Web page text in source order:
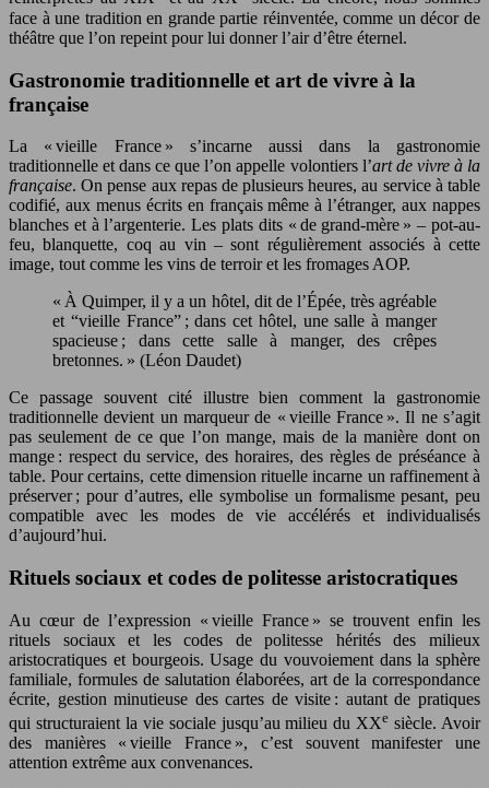
face à une tradition en grande partie réinventée, comme un décor de
théâtre que l’on repeint pour lui donner l’air d’être éternel.
Gastronomie traditionnelle et art de vivre à la
française
La « vieille France » s’incarne aussi dans la gastronomie
traditionnelle et dans ce que l’on appelle volontiers l’art de vivre à la
française. On pense aux repas de plusieurs heures, au service à table
codifié, aux menus écrits en français même à l’étranger, aux nappes
blanches et à l’argenterie. Les plats dits « de grand-mère » – pot-au-
feu, blanquette, coq au vin – sont régulièrement associés à cette
image, tout comme les vins de terroir et les fromages AOP.
« À Quimper, il y a un hôtel, dit de l’Épée, très agréable
et “vieille France” ; dans cet hôtel, une salle à manger
spacieuse ; dans cette salle à manger, des crêpes
bretonnes. » (Léon Daudet)
Ce passage souvent cité illustre bien comment la gastronomie
traditionnelle devient un marqueur de « vieille France ». Il ne s’agit
pas seulement de ce que l’on mange, mais de la manière dont on
mange : respect du service, des horaires, des règles de préséance à
table. Pour certains, cette dimension rituelle incarne un raffinement à
préserver ; pour d’autres, elle symbolise un formalisme pesant, peu
compatible avec les modes de vie accélérés et individualisés
d’aujourd’hui.
Rituels sociaux et codes de politesse aristocratiques
Au cœur de l’expression « vieille France » se trouvent enfin les
rituels sociaux et les codes de politesse hérités des milieux
aristocratiques et bourgeois. Usage du vouvoiement dans la sphère
familiale, formules de salutation élaborées, art de la correspondance
écrite, gestion minutieuse des cartes de visite : autant de pratiques
qui structuraient la vie sociale jusqu’au milieu du XXe siècle. Avoir
des manières « vieille France », c’est souvent manifester une
attention extrême aux convenances.